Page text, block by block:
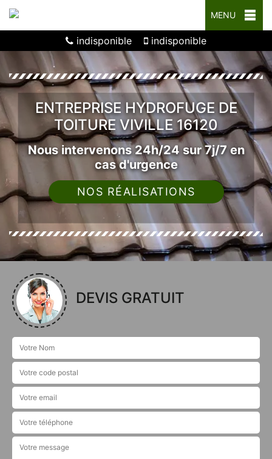
MENU
indisponible indisponible
ENTREPRISE HYDROFUGE DE
TOITURE VIVILLE 16120
Nous intervenons 24h/24 sur 7j/7 en
cas d'urgence
NOS RÉALISATIONS
DEVIS GRATUIT